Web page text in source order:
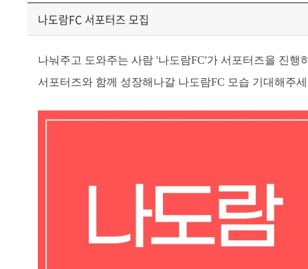
나도람FC 서포터즈 모집
나눠주고 도와주는 사람 '나도람FC'가 서포터즈을 진행
서포터즈와 함께 성장해나갈 나도람FC 모습 기대해주